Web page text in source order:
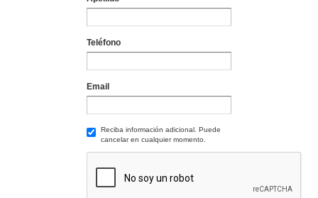
Teléfono
Email
Reciba información adicional. Puede
cancelar en cualquier momento.